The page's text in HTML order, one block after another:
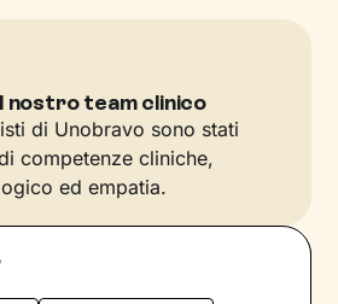
nostro team clinico
di Unobravo sono stati
competenze cliniche,
ed empatia.